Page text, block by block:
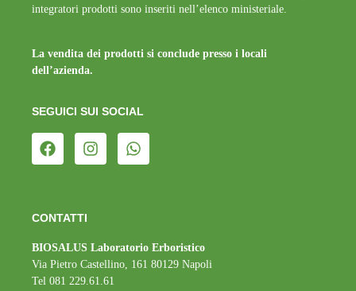
integratori prodotti sono inseriti nell’elenco ministeriale.
La vendita dei prodotti si conclude presso i locali
dell’azienda.
SEGUICI SUI SOCIAL
CONTATTI
BIOSALUS Laboratorio Erboristico
Via Pietro Castellino, 161 80129 Napoli
Tel 081 229.61.61